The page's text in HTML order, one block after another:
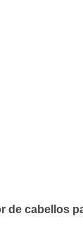
de cabellos